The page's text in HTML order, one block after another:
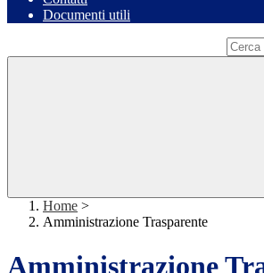
Documenti utili
Home >
Amministrazione Trasparente
Amministrazione